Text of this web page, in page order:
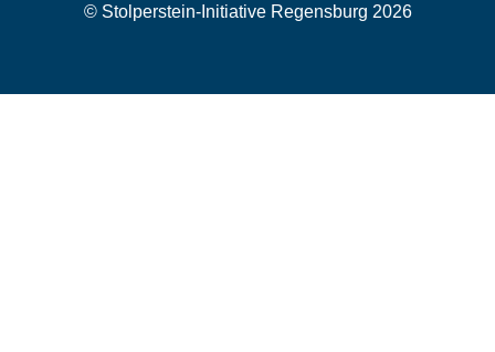
© Stolperstein-Initiative Regensburg 2026